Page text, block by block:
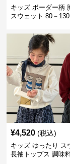
キッズ ボーダー柄
スウェット 80－
¥4,520 (税込)
キッズ ゆったり ス
長袖トップス 調味